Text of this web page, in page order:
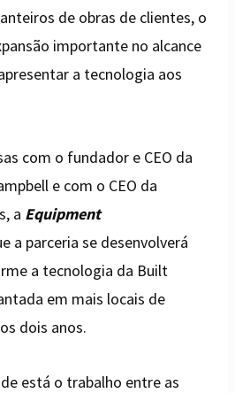
de obras de clientes, o
importante no alcance
a tecnologia aos
com o fundador e CEO da
e com o CEO da
a Equipment
a parceria se desenvolverá
a tecnologia da Built
em mais locais de
dois anos.
está o trabalho entre as